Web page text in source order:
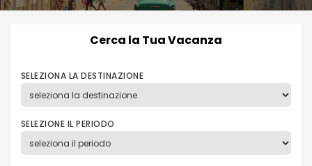
Cerca la Tua Vacanza
SELEZIONA LA DESTINAZIONE
SELEZIONE IL PERIODO